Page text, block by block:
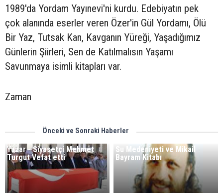
1989'da Yordam Yayınevi'ni kurdu. Edebiyatın pek
çok alanında eserler veren Özer'in Gül Yordamı, Ölü
Bir Yaz, Tutsak Kan, Kavganın Yüreği, Yaşadığımız
Günlerin Şiirleri, Sen de Katılmalısın Yaşamı
Savunmaya isimli kitapları var.
Zaman
Önceki ve Sonraki Haberler
Yazar - Siyasetçi Mehmet
Turgut Vefat etti
Su Medeniyeti ve Mikail
Bayram Kitabı